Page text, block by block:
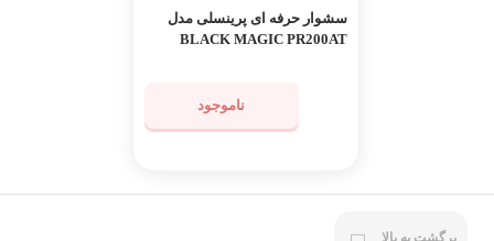
سشوار حرفه ای پرینسلی مدل
BLACK MAGIC PR200AT
ناموجود
برگشت به بالا